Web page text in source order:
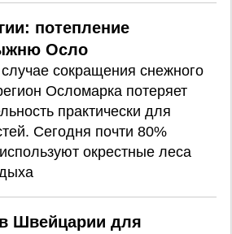
потепление
Осло
сокращения снежного
Осломарка потеряет
практически для
Сегодня почти 80%
окрестные леса
Швейцарии для